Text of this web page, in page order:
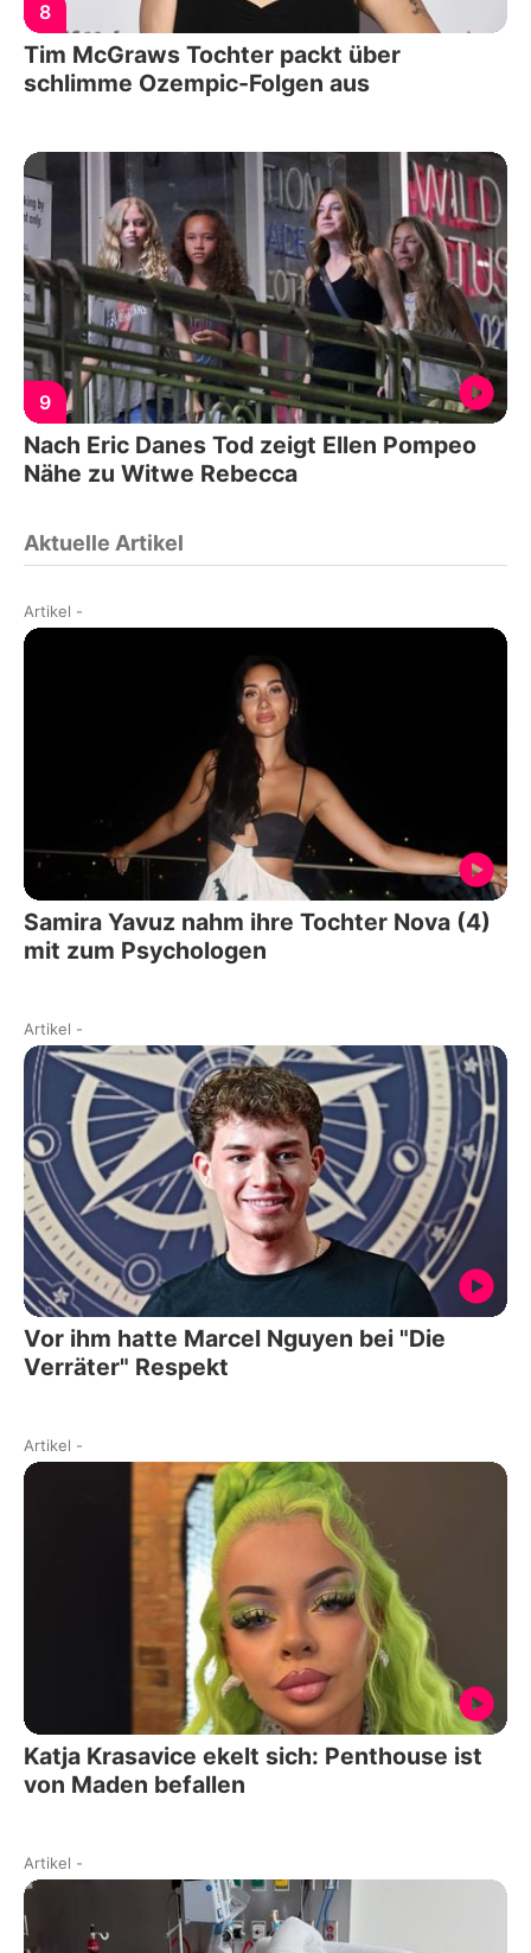
8
Tim McGraws Tochter packt über
schlimme Ozempic-Folgen aus
9
Nach Eric Danes Tod zeigt Ellen Pompeo
Nähe zu Witwe Rebecca
Aktuelle Artikel
Artikel -
Samira Yavuz nahm ihre Tochter Nova (4)
mit zum Psychologen
Artikel -
Vor ihm hatte Marcel Nguyen bei "Die
Verräter" Respekt
Artikel -
Katja Krasavice ekelt sich: Penthouse ist
von Maden befallen
Artikel -